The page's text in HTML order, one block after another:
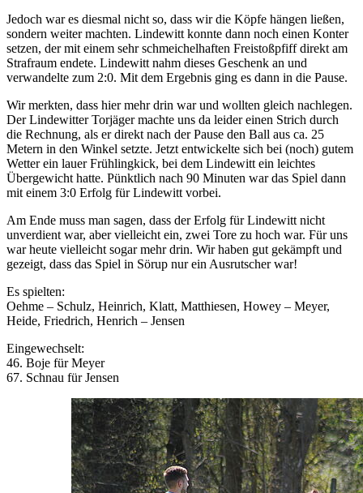
Jedoch war es diesmal nicht so, dass wir die Köpfe hängen ließen,
sondern weiter machten. Lindewitt konnte dann noch einen Konter
setzen, der mit einem sehr schmeichelhaften Freistoßpfiff direkt am
Strafraum endete. Lindewitt nahm dieses Geschenk an und
verwandelte zum 2:0. Mit dem Ergebnis ging es dann in die Pause.
Wir merkten, dass hier mehr drin war und wollten gleich nachlegen.
Der Lindewitter Torjäger machte uns da leider einen Strich durch
die Rechnung, als er direkt nach der Pause den Ball aus ca. 25
Metern in den Winkel setzte. Jetzt entwickelte sich bei (noch) gutem
Wetter ein lauer Frühlingkick, bei dem Lindewitt ein leichtes
Übergewicht hatte. Pünktlich nach 90 Minuten war das Spiel dann
mit einem 3:0 Erfolg für Lindewitt vorbei.
Am Ende muss man sagen, dass der Erfolg für Lindewitt nicht
unverdient war, aber vielleicht ein, zwei Tore zu hoch war. Für uns
war heute vielleicht sogar mehr drin. Wir haben gut gekämpft und
gezeigt, dass das Spiel in Sörup nur ein Ausrutscher war!
Es spielten:
Oehme – Schulz, Heinrich, Klatt, Matthiesen, Howey – Meyer,
Heide, Friedrich, Henrich – Jensen
Eingewechselt:
46. Boje für Meyer
67. Schnau für Jensen